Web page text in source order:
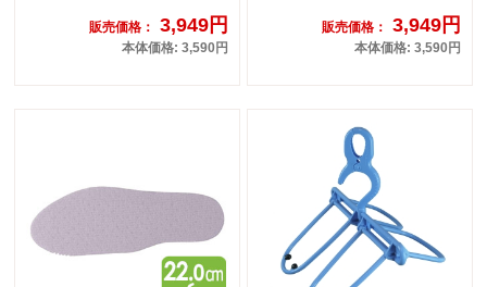
販売価格： 3,949円
本体価格: 3,590円
販売価格： 3,949円
本体価格: 3,590円